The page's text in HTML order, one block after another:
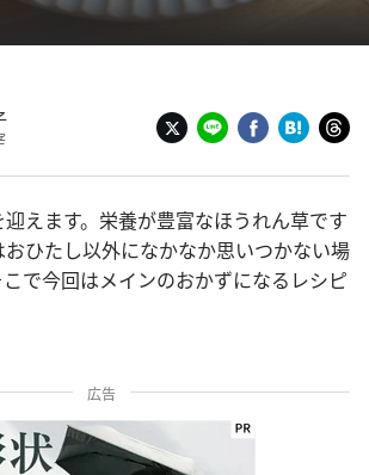
えます。栄養が豊富なほうれん草です
ひたし以外になかなか思いつかない場
で今回はメインのおかずになるレシピ
広告